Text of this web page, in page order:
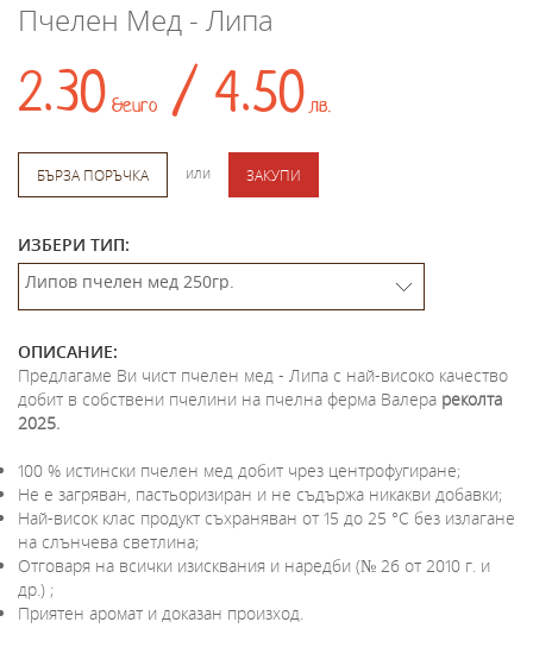
Пчелен Мед - Липа
2.30 &euro / 4.50лв.
ЗАКУПИ
или
БЪРЗА ПОРЪЧКА
ИЗБЕРИ ТИП:
ОПИСАНИЕ:
Предлагаме Ви чист пчелен мед - Липа с най-високо качество
добит в собствени пчелини на пчелна ферма Валера реколта
2025.
100 % истински пчелен мед добит чрез центрофугиране;
Не е загряван, пастьоризиран и не съдържа никакви добавки;
Най-висок клас продукт съхраняван от 15 до 25 °С без излагане
на слънчева светлина;
Отговаря на всички изисквания и наредби (№ 26 от 2010 г. и
др.) ;
Приятен аромат и доказан произход.